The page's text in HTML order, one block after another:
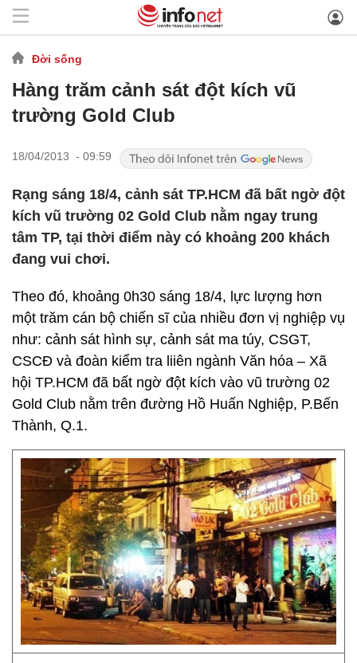
Đời sống
Hàng trăm cảnh sát đột kích vũ
trường Gold Club
18/04/2013 - 09:59
Rạng sáng 18/4, cảnh sát TP.HCM đã bất ngờ đột
kích vũ trường 02 Gold Club nằm ngay trung
tâm TP, tại thời điểm này có khoảng 200 khách
đang vui chơi.
Theo đó, khoảng 0h30 sáng 18/4, lực lượng hơn
một trăm cán bộ chiến sĩ của nhiều đơn vị nghiệp vụ
như: cảnh sát hình sự, cảnh sát ma túy, CSGT,
CSCĐ và đoàn kiểm tra liiên ngành Văn hóa – Xã
hội TP.HCM đã bất ngờ đột kích vào vũ trường 02
Gold Club nằm trên đường Hồ Huấn Nghiệp, P.Bến
Thành, Q.1.